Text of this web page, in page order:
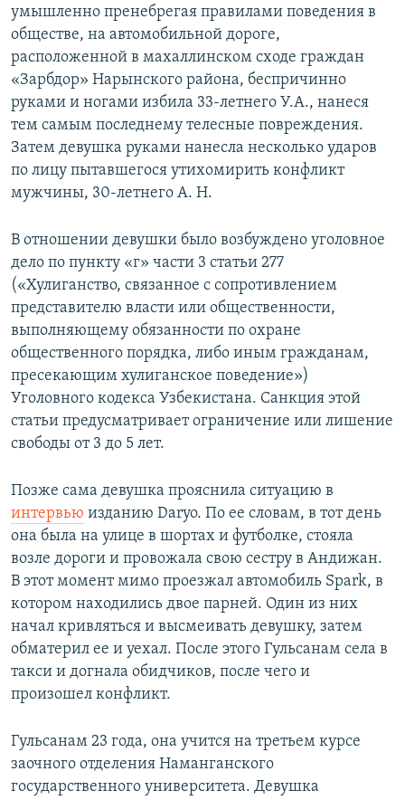
умышленно пренебрегая правилами поведения в
обществе, на автомобильной дороге,
расположенной в махаллинском сходе граждан
«Зарбдор» Нарынского района, беспричинно
руками и ногами избила 33-летнего У.А., нанеся
тем самым последнему телесные повреждения.
Затем девушка руками нанесла несколько ударов
по лицу пытавшегося утихомирить конфликт
мужчины, 30-летнего А. Н.
В отношении девушки было возбуждено уголовное
дело по пункту «г» части 3 статьи 277
(«Хулиганство, связанное с сопротивлением
представителю власти или общественности,
выполняющему обязанности по охране
общественного порядка, либо иным гражданам,
пресекающим хулиганское поведение»)
Уголовного кодекса Узбекистана. Санкция этой
статьи предусматривает ограничение или лишение
свободы от 3 до 5 лет.
Позже сама девушка прояснила ситуацию в
интервью изданию Daryo. По ее словам, в тот день
она была на улице в шортах и футболке, стояла
возле дороги и провожала свою сестру в Андижан.
В этот момент мимо проезжал автомобиль Spark, в
котором находились двое парней. Один из них
начал кривляться и высмеивать девушку, затем
обматерил ее и уехал. После этого Гульсанам села в
такси и догнала обидчиков, после чего и
произошел конфликт.
Гульсанам 23 года, она учится на третьем курсе
заочного отделения Наманганского
государственного университета. Девушка